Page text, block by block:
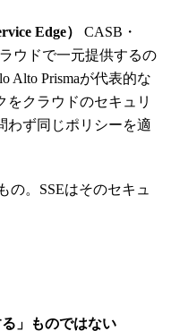
Edge）
CASB・
ウドで一元提供するの
Alto Prismaが代表的な
をクラウドのセキュリ
わず同じポリシーを適
の。SSEはそのセキュ
」ものではない